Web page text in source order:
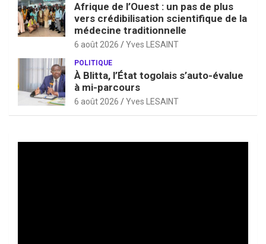
Afrique de l’Ouest : un pas de plus
vers crédibilisation scientifique de la
médecine traditionnelle
6 août 2026 Yves LESAINT
POLITIQUE
À Blitta, l’État togolais s’auto-évalue
à mi-parcours
6 août 2026 Yves LESAINT